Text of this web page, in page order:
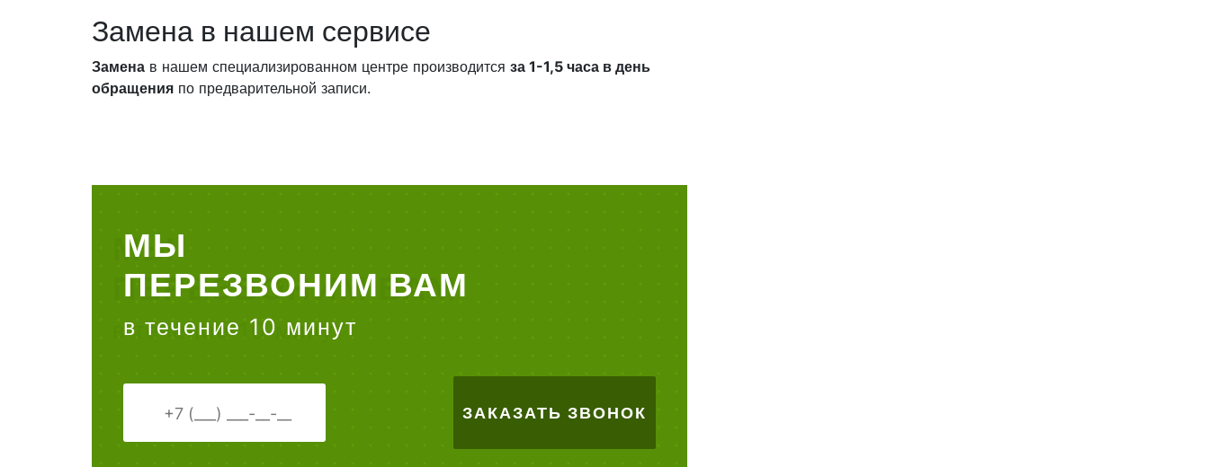
Замена в нашем сервисе
Замена в нашем специализированном центре производится за 1-1,5 часа в день
обращения по предварительной записи.
МЫ
ПЕРЕЗВОНИМ ВАМ
в течение 10 минут
ЗАКАЗАТЬ ЗВОНОК